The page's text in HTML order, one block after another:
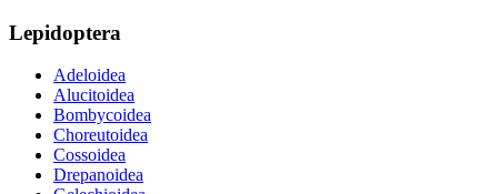
Lepidoptera
Adeloidea
Alucitoidea
Bombycoidea
Choreutoidea
Cossoidea
Drepanoidea